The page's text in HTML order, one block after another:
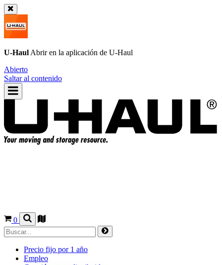
U-Haul Abrir en la aplicación de U-Haul
Abierto
Saltar al contenido
0
Precio fijo por 1 año
Empleo